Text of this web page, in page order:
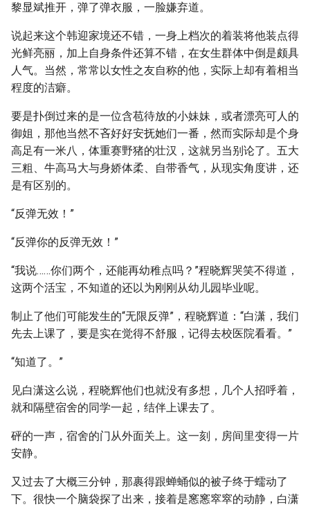
黎显斌推开，弹了弹衣服，一脸嫌弃道。
说起来这个韩迎家境还不错，一身上档次的着装将他装点得
光鲜亮丽，加上自身条件还算不错，在女生群体中倒是颇具
人气。当然，常常以女性之友自称的他，实际上却有着相当
程度的洁癖。
要是扑倒过来的是一位含苞待放的小妹妹，或者漂亮可人的
御姐，那他当然不吝好好安抚她们一番，然而实际却是个身
高足有一米八，体重赛野猪的壮汉，这就另当别论了。五大
三粗、牛高马大与身娇体柔、自带香气，从现实角度讲，还
是有区别的。
“反弹无效！”
“反弹你的反弹无效！”
“我说……你们两个，还能再幼稚点吗？”程晓辉哭笑不得道，
这两个活宝，不知道的还以为刚刚从幼儿园毕业呢。
制止了他们可能发生的“无限反弹”，程晓辉道：“白潇，我们
先去上课了，要是实在觉得不舒服，记得去校医院看看。”
“知道了。”
见白潇这么说，程晓辉他们也就没有多想，几个人招呼着，
就和隔壁宿舍的同学一起，结伴上课去了。
砰的一声，宿舍的门从外面关上。这一刻，房间里变得一片
安静。
又过去了大概三分钟，那裹得跟蝉蛹似的被子终于蠕动了
下。很快一个脑袋探了出来，接着是窸窸窣窣的动静，白潇